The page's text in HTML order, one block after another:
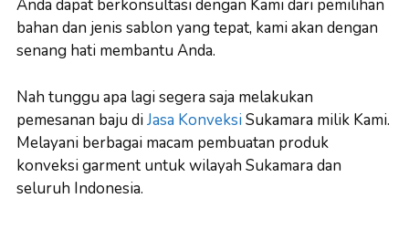
Anda dapat berkonsultasi dengan Kami dari pemilihan
bahan dan jenis sablon yang tepat, kami akan dengan
senang hati membantu Anda.
Nah tunggu apa lagi segera saja melakukan
pemesanan baju diJasa KonveksiSukamara milik Kami.
Melayani berbagai macam pembuatan produk
konveksi garment untuk wilayah Sukamara dan
seluruh Indonesia.